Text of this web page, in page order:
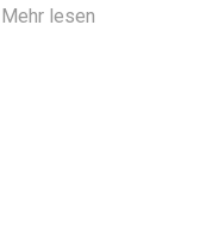
Mehr lesen